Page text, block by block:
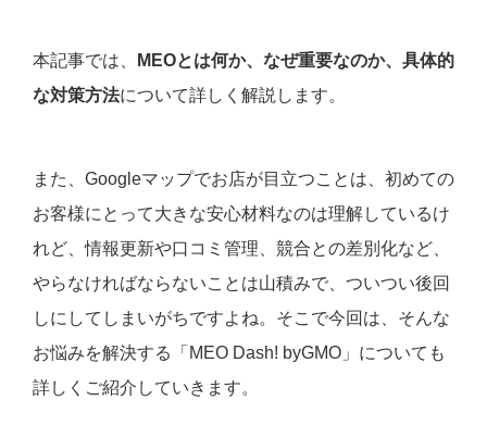
本記事では、
MEOとは何か、なぜ重要なのか、具体的
な対策方法について詳しく解説します。
また、Googleマップでお店が目立つことは、初めての
お客様にとって大きな安心材料なのは理解しているけ
れど、情報更新や口コミ管理、競合との差別化など、
やらなければならないことは山積みで、ついつい後回
しにしてしまいがちですよね。そこで今回は、そんな
お悩みを解決する「MEO Dash! byGMO」についても
詳しくご紹介していきます。